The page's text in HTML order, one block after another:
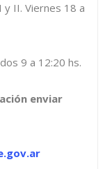
y II. Viernes 18 a
9 a 12:20 hs.
enviar